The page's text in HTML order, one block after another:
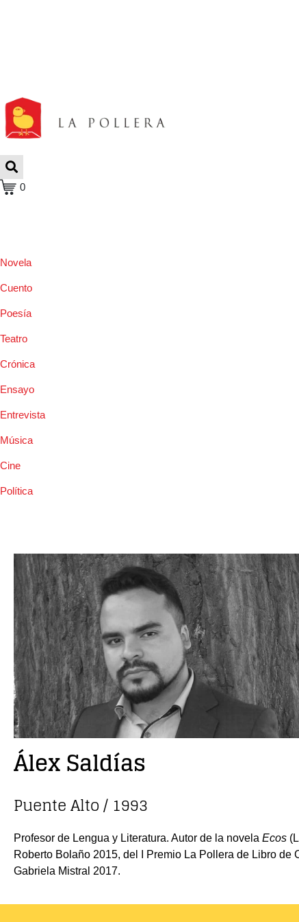
0
Novela
Cuento
Poesía
Teatro
Crónica
Ensayo
Entrevista
Música
Cine
Política
Álex Saldías
Puente Alto / 1993
Profesor de Lengua y Literatura. Autor de la novela Ecos
Roberto Bolaño 2015, del I Premio La Pollera de Libro de
Gabriela Mistral 2017.